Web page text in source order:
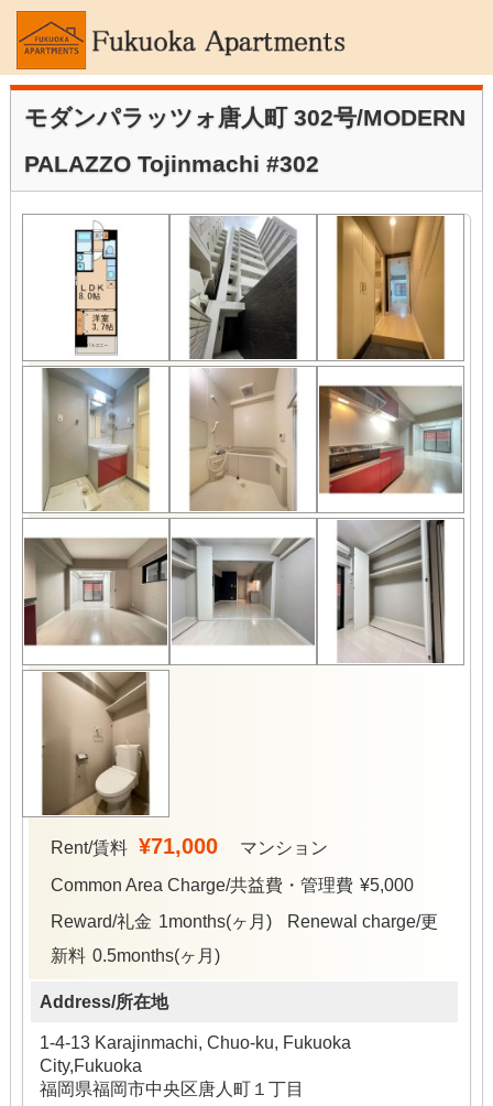
モダンパラッツォ唐人町 302号/MODERN
PALAZZO Tojinmachi #302
Rent/賃料 ¥71,000
マンション
Common Area Charge/共益費・管理費 ¥5,000
Reward/礼金 1months(ヶ月)
Renewal charge/更
新料 0.5months(ヶ月)
Address/所在地
1-4-13 Karajinmachi, Chuo-ku, Fukuoka
City,Fukuoka
福岡県福岡市中央区唐人町１丁目